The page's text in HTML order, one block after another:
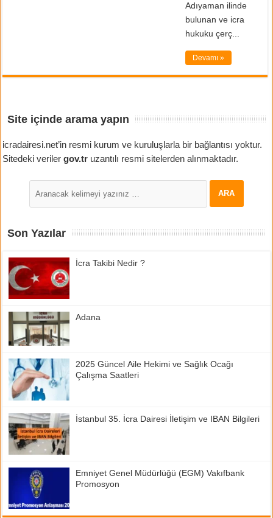
Adıyaman ilinde
bulunan ve icra
hukuku çerç...
Devamı »
Site içinde arama yapın
icradairesi.net’in resmi kurum ve kuruluşlarla bir bağlantısı yoktur.
Sitedeki verilergov.tr uzantılı resmi sitelerden alınmaktadır.
Son Yazılar
İcra Takibi Nedir ?
Adana
2025 Güncel Aile Hekimi ve Sağlık Ocağı
Çalışma Saatleri
İstanbul 35. İcra Dairesi İletişim ve IBAN Bilgileri
Emniyet Genel Müdürlüğü (EGM) Vakıfbank
Promosyon